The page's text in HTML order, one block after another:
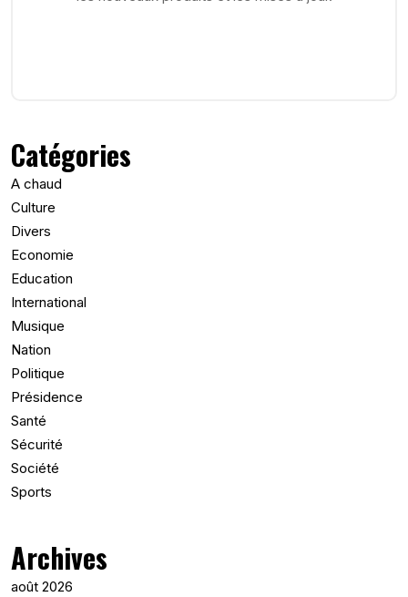
Catégories
A chaud
Culture
Divers
Economie
Education
International
Musique
Nation
Politique
Présidence
Santé
Sécurité
Société
Sports
Archives
août 2026